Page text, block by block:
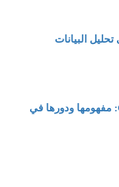
البيانات
استراتيجيات التجزئة Chunking Strategies: مفهومها ودورها في